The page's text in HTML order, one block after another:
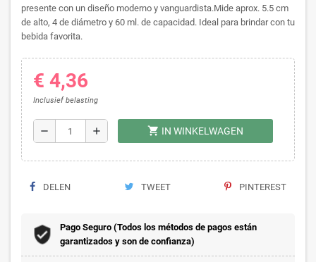
presente con un diseño moderno y vanguardista.Mide aprox. 5.5 cm
de alto, 4 de diámetro y 60 ml. de capacidad. Ideal para brindar con tu
bebida favorita.
€ 4,36
Inclusief belasting
remove add shopping_cart IN WINKELWAGEN
DELEN TWEET PINTEREST
Pago Seguro (Todos los métodos de pagos están
garantizados y son de confianza)